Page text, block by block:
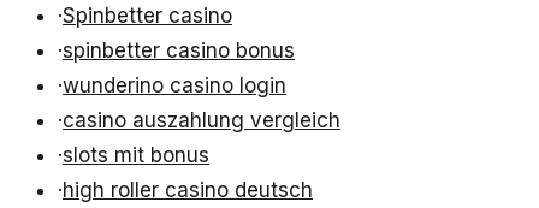
·Spinbetter casino
·spinbetter casino bonus
·wunderino casino login
·casino auszahlung vergleich
·slots mit bonus
·high roller casino deutsch